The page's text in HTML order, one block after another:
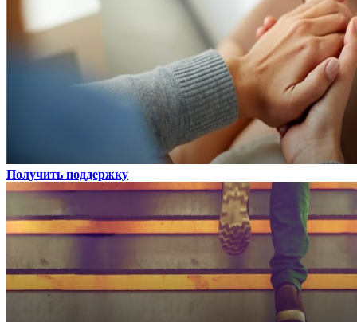
Получить поддержку